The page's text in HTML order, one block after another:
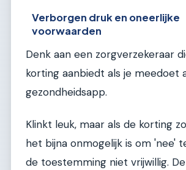
Verborgen druk en oneerlijke
voorwaarden
Denk aan een zorgverzekeraar
korting aanbiedt als je meedoet
gezondheidsapp.
Klinkt leuk, maar als de korting
het bijna onmogelijk is om 'nee'
de toestemming niet vrijwillig.